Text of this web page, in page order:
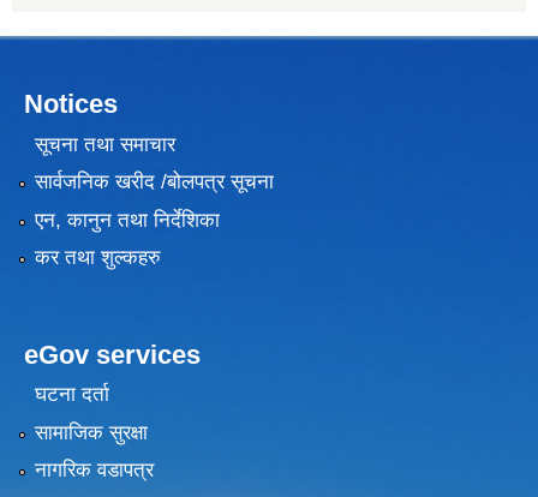
Notices
सूचना तथा समाचार
सार्वजनिक खरीद /बोलपत्र सूचना
एन, कानुन तथा निर्देशिका
कर तथा शुल्कहरु
eGov services
घटना दर्ता
सामाजिक सुरक्षा
नागरिक वडापत्र